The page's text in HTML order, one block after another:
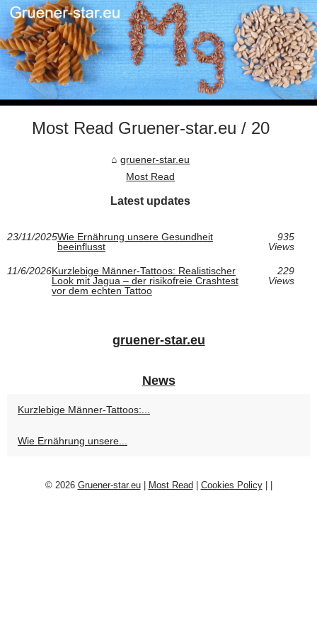
Most Read Gruener-star.eu / 20
gruener-star.eu
Most Read
Latest updates
23/11/2025Wie Ernährung unsere Gesundheit
beeinflusst
935
Views
11/6/2026Kurzlebige Männer-Tattoos: Realistischer
Look mit Jagua – der risikofreie Crashtest
vor dem echten Tattoo
229
Views
gruener-star.eu
News
Kurzlebige Männer-Tattoos:...
Wie Ernährung unsere...
© 2026 Gruener-star.eu| Most Read Cookies Policy|